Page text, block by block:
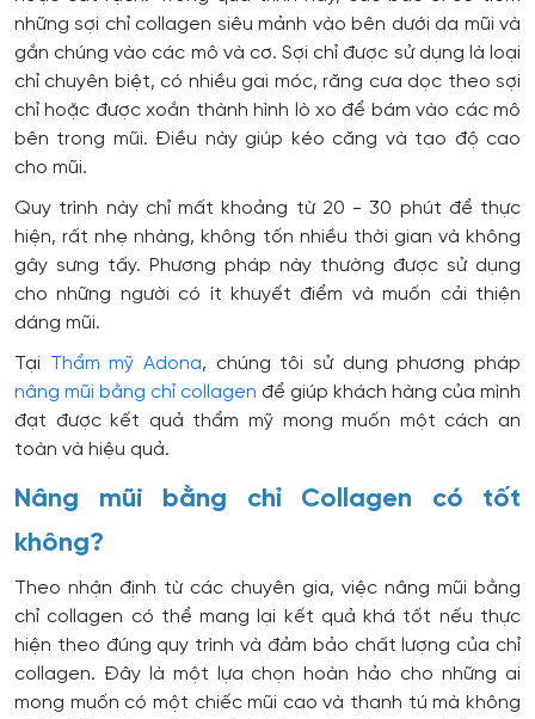
những sợi chỉ collagen siêu mảnh vào bên dưới da mũi và
gắn chúng vào các mô và cơ. Sợi chỉ được sử dụng là loại
chỉ chuyên biệt, có nhiều gai móc, răng cưa dọc theo sợi
chỉ hoặc được xoắn thành hình lò xo để bám vào các mô
bên trong mũi. Điều này giúp kéo căng và tạo độ cao
cho mũi.
Quy trình này chỉ mất khoảng từ 20 - 30 phút để thực
hiện, rất nhẹ nhàng, không tốn nhiều thời gian và không
gây sưng tấy. Phương pháp này thường được sử dụng
cho những người có ít khuyết điểm và muốn cải thiện
dáng mũi.
Tại Thẩm mỹ Adona, chúng tôi sử dụng phương pháp
nâng mũi bằng chỉ collagen để giúp khách hàng của mình
đạt được kết quả thẩm mỹ mong muốn một cách an
toàn và hiệu quả.
Nâng mũi bằng chỉ Collagen có tốt
không?
Theo nhận định từ các chuyên gia, việc nâng mũi bằng
chỉ collagen có thể mang lại kết quả khá tốt nếu thực
hiện theo đúng quy trình và đảm bảo chất lượng của chỉ
collagen. Đây là một lựa chọn hoàn hảo cho những ai
mong muốn có một chiếc mũi cao và thanh tú mà không